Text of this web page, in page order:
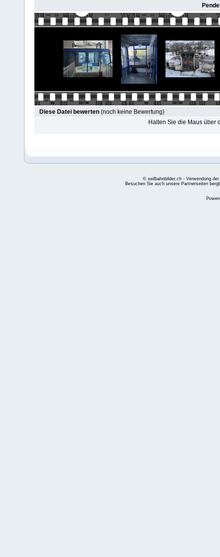
Diese Datei bewerten (noch keine Bewertung)
Halten Sie die Maus über
© seilbahnbilder.ch - Verwendung
Besuchen Sie auch unsere Partnerseiten